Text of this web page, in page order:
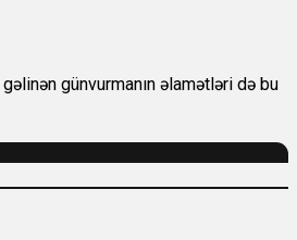
günvurmanın əlamətləri də bu